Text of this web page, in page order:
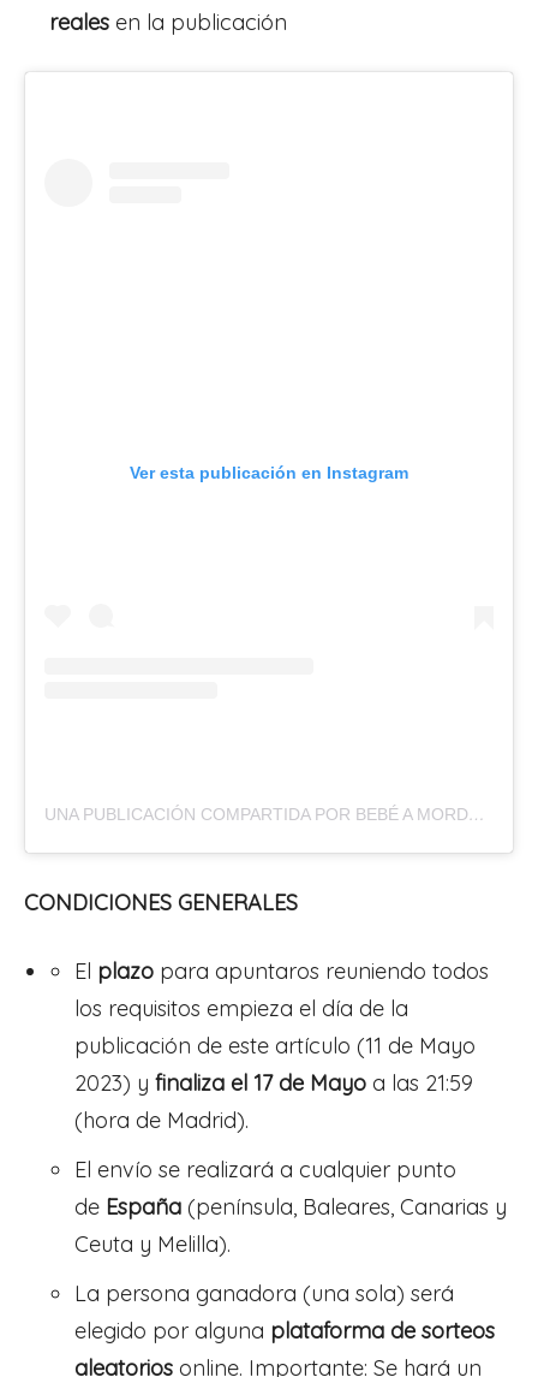
reales en la publicación
Ver esta publicación en Instagram
UNA PUBLICACIÓN COMPARTIDA POR BEBÉ A MORDOR (@BEBEAMORDOR)
CONDICIONES GENERALES
El plazo para apuntaros reuniendo todos
los requisitos empieza el día de la
publicación de este artículo (11 de Mayo
2023) y finaliza el 17 de Mayo a las 21:59
(hora de Madrid).
El envío se realizará a cualquier punto
de España (península, Baleares, Canarias y
Ceuta y Melilla).
La persona ganadora (una sola) será
elegido por alguna plataforma de sorteos
aleatorios online. Importante: Se hará un